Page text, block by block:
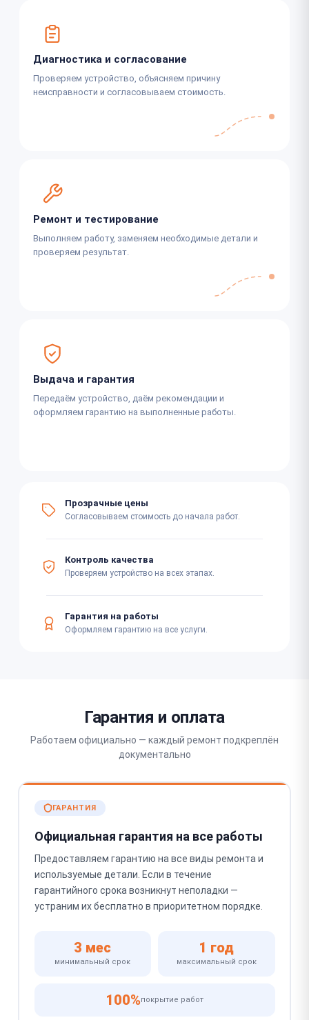
Диагностика и согласование
Проверяем устройство, объясняем причину
неисправности и согласовываем стоимость.
Ремонт и тестирование
Выполняем работу, заменяем необходимые детали и
проверяем результат.
Выдача и гарантия
Передаём устройство, даём рекомендации и
оформляем гарантию на выполненные работы.
Прозрачные цены
Согласовываем стоимость до начала работ.
Контроль качества
Проверяем устройство на всех этапах.
Гарантия на работы
Оформляем гарантию на все услуги.
Гарантия и оплата
Работаем официально — каждый ремонт подкреплён
документально
ГАРАНТИЯ
Официальная гарантия на все работы
Предоставляем гарантию на все виды ремонта и
используемые детали. Если в течение
гарантийного срока возникнут неполадки —
устраним их бесплатно в приоритетном порядке.
3 мес
минимальный срок
1 год
максимальный срок
100%покрытие работ